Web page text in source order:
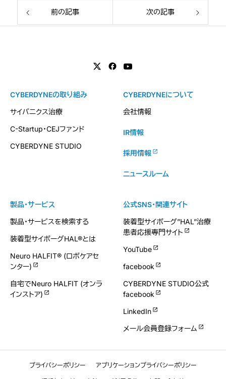
前の記事 次の記事
製品・サービス
製品・サービスを検索する
装着型サイボーグHAL®とは
Neuro HALFIT® (ロボケアセ
ンター)
自宅でNeuro HALFIT (オンラ
インストア)
CYBERDYNEの取り組み
サイバニクス治療
C-Startup・CEJファンド
CYBERDYNE STUDIO
CYBERDYNEについて
会社情報
IR情報
採用情報
ニュースルーム
公式SNS・関連サイト
装着型サイボーグ”HAL”治療
患者応援専門サイト
YouTube
facebook
CYBERDYNE STUDIO公式
facebook
LinkedIn
メール会員登録フォーム
プライバシーポリシー アプリケーションプライバシーポリシー